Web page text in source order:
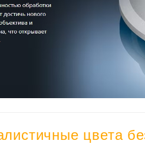
цвета